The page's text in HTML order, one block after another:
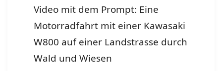
Video mit dem Prompt: Eine
Motorradfahrt mit einer Kawasaki
W800 auf einer Landstrasse durch
Wald und Wiesen